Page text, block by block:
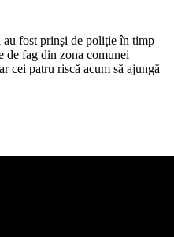
fost prinşi de poliţie în timp
de fag din zona comunei
cei patru riscă acum să ajungă